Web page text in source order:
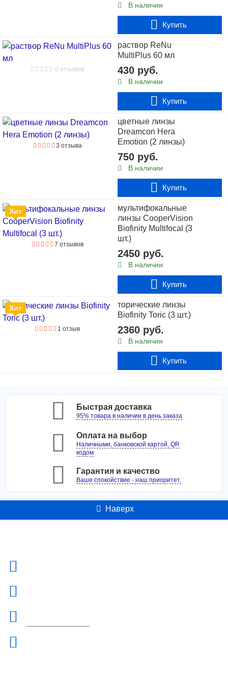
120 руб.
В наличии
салфетка антизапотевающая в инд. упаковке (1 шт)
В наличии
Купить
0 отзывов
раствор ReNu
MultiPlus 60 мл
430 руб.
В наличии
Купить
3 отзыва
цветные линзы
Dreamcon Hera
Emotion (2 линзы)
750 руб.
В наличии
Купить
7 отзывов
Хит
мультифокальные
линзы CooperVision
Biofinity Multifocal (3
шт.)
2450 руб.
В наличии
Купить
1 отзыв
Хит
торические линзы
Biofinity Toric (3 шт.)
2360 руб.
В наличии
Купить
Быстрая доставка
95% товара в наличии в день заказа
Оплата на выбор
Наличными, банковской картой, QR
кодом
Гарантия и качество
Ваше спокойствие - наш приоритет.
Наверх